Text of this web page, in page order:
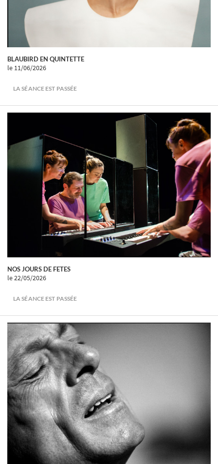
BLAUBIRD EN QUINTETTE
le 11/06/2026
LA SÉANCE EST PASSÉE
NOS JOURS DE FETES
le 22/05/2026
LA SÉANCE EST PASSÉE